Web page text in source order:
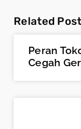
Related Post
Peran
Cegah